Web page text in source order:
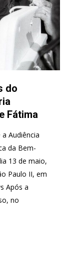
do
Fátima
Audiência
da Bem-
13 de maio,
Paulo II, em
Após a
no